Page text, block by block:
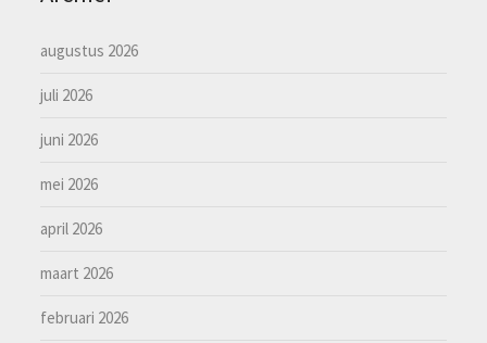
augustus 2026
juli 2026
juni 2026
mei 2026
april 2026
maart 2026
februari 2026